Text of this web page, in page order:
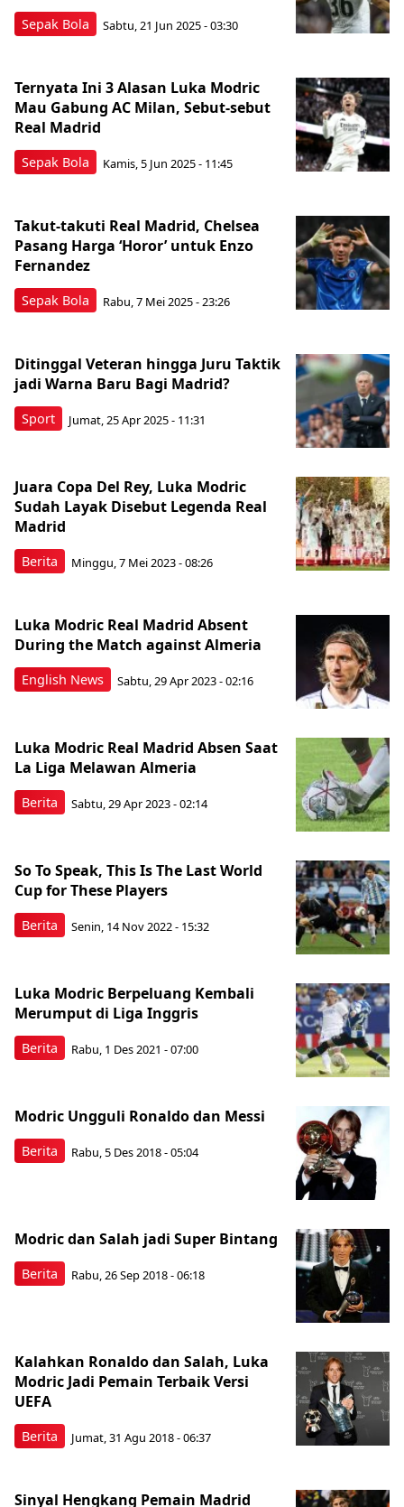
Sepak Bola Sabtu, 21 Jun 2025 - 03:30
Sepak Bola
Ternyata Ini 3 Alasan Luka Modric
Mau Gabung AC Milan, Sebut-sebut
Real Madrid
Kamis, 5 Jun 2025 - 11:45
Sepak Bola
Takut-takuti Real Madrid, Chelsea
Pasang Harga ‘Horor’ untuk Enzo
Fernandez
Rabu, 7 Mei 2025 - 23:26
Sport
Ditinggal Veteran hingga Juru Taktik
jadi Warna Baru Bagi Madrid?
Jumat, 25 Apr 2025 - 11:31
Berita
Juara Copa Del Rey, Luka Modric
Sudah Layak Disebut Legenda Real
Madrid
Minggu, 7 Mei 2023 - 08:26
English News
Luka Modric Real Madrid Absent
During the Match against Almeria
Sabtu, 29 Apr 2023 - 02:16
Berita
Luka Modric Real Madrid Absen Saat
La Liga Melawan Almeria
Sabtu, 29 Apr 2023 - 02:14
Berita
So To Speak, This Is The Last World
Cup for These Players
Senin, 14 Nov 2022 - 15:32
Berita
Luka Modric Berpeluang Kembali
Merumput di Liga Inggris
Rabu, 1 Des 2021 - 07:00
Berita
Modric Ungguli Ronaldo dan Messi
Rabu, 5 Des 2018 - 05:04
Berita
Modric dan Salah jadi Super Bintang
Rabu, 26 Sep 2018 - 06:18
Berita
Kalahkan Ronaldo dan Salah, Luka
Modric Jadi Pemain Terbaik Versi
UEFA
Jumat, 31 Agu 2018 - 06:37
Sinyal Hengkang Pemain Madrid